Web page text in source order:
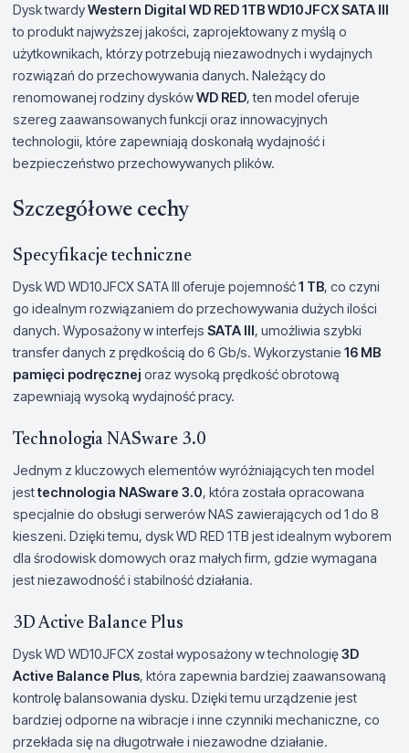
Dysk twardyWestern Digital WD RED 1TB WD10JFCX SATA III
to produkt najwyższej jakości, zaprojektowany z myślą o
użytkownikach, którzy potrzebują niezawodnych i wydajnych
rozwiązań do przechowywania danych. Należący do
renomowanej rodziny dyskówWD RED, ten model oferuje
szereg zaawansowanych funkcji oraz innowacyjnych
technologii, które zapewniają doskonałą wydajność i
bezpieczeństwo przechowywanych plików.
Szczegółowe cechy
Specyfikacje techniczne
Dysk WD WD10JFCX SATA III oferuje pojemność1 TB, co czyni
go idealnym rozwiązaniem do przechowywania dużych ilości
danych. Wyposażony w interfejs SATA III, umożliwia szybki
transfer danych z prędkością do 6 Gb/s. Wykorzystanie 16 MB
pamięci podręcznej oraz wysoką prędkość obrotową
zapewniają wysoką wydajność pracy.
Technologia NASware 3.0
Jednym z kluczowych elementów wyróżniających ten model
jesttechnologia NASware 3.0, która została opracowana
specjalnie do obsługi serwerów NAS zawierających od 1 do 8
kieszeni. Dzięki temu, dysk WD RED 1TB jest idealnym wyborem
dla środowisk domowych oraz małych firm, gdzie wymagana
jest niezawodność i stabilność działania.
3D Active Balance Plus
Dysk WD WD10JFCX został wyposażony w technologię3D
Active Balance Plus, która zapewnia bardziej zaawansowaną
kontrolę balansowania dysku. Dzięki temu urządzenie jest
bardziej odporne na wibracje i inne czynniki mechaniczne, co
przekłada się na długotrwałe i niezawodne działanie.